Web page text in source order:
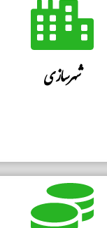
شهرسازی